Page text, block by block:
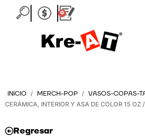
0
Carrito
INICIO / MERCH-POP / VASOS-COPAS-
CERÁMICA, INTERIOR Y ASA DE COLOR 15 OZ
Regresar